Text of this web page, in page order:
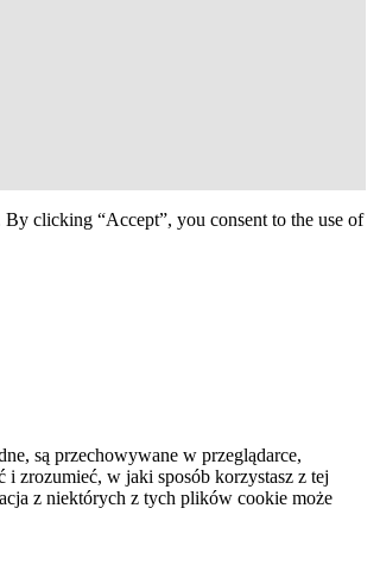
clicking “Accept”, you consent to the use of
są przechowywane w przeglądarce,
zrozumieć, w jaki sposób korzystasz z tej
z niektórych z tych plików cookie może